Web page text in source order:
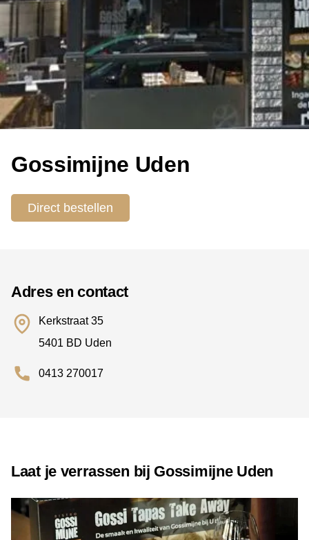
Gossimijne Uden
Direct bestellen
Adres en contact
Kerkstraat 35
5401 BD Uden
0413 270017
Laat je verrassen bij Gossimijne Uden